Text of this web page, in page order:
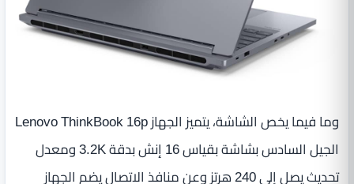
وما فيما يخص الشاشة، يتميز الجهاز Lenovo ThinkBook 16p
الجيل السادس بشاشة بقياس 16 إنش بدقة 3.2K ومعدل
تحديث يصل إلى 240 هرتز وعن منافذ الاتصال يضم الجهاز